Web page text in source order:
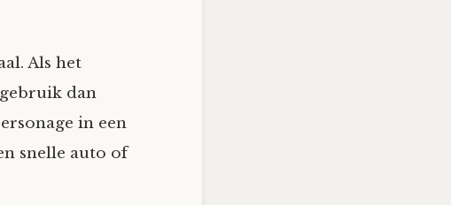
Als het
dan
in een
snelle auto of